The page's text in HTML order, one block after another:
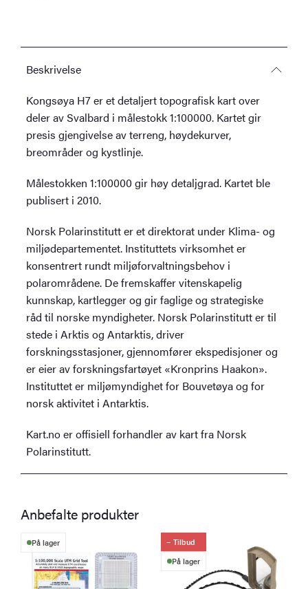
Beskrivelse
Kongsøya H7 er et detaljert topografisk kart over
deler av Svalbard i målestokk 1:100000. Kartet gir
presis gjengivelse av terreng, høydekurver,
breområder og kystlinje.
Målestokken 1:100000 gir høy detaljgrad. Kartet ble
publisert i 2010.
Norsk Polarinstitutt er et direktorat under Klima- og
miljødepartementet. Instituttets virksomhet er
konsentrert rundt miljøforvaltningsbehov i
polarområdene. De fremskaffer vitenskapelig
kunnskap, kartlegger og gir faglige og strategiske
råd til norske myndigheter. Norsk Polarinstitutt er til
stede i Arktis og Antarktis, driver
forskningsstasjoner, gjennomfører ekspedisjoner og
er eier av forskningsfartøyet «Kronprins Haakon».
Instituttet er miljømyndighet for Bouvetøya og for
norsk aktivitet i Antarktis.
Kart.no er offisiell forhandler av kart fra Norsk
Polarinstitutt.
Anbefalte produkter
På lager
Tilbud
På lager